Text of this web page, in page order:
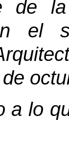
de
el
a lo